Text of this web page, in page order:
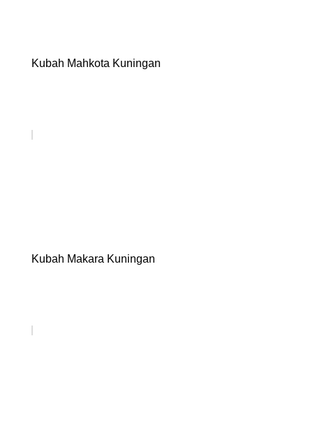
Kubah Mahkota Kuningan
Kubah Makara Kuningan